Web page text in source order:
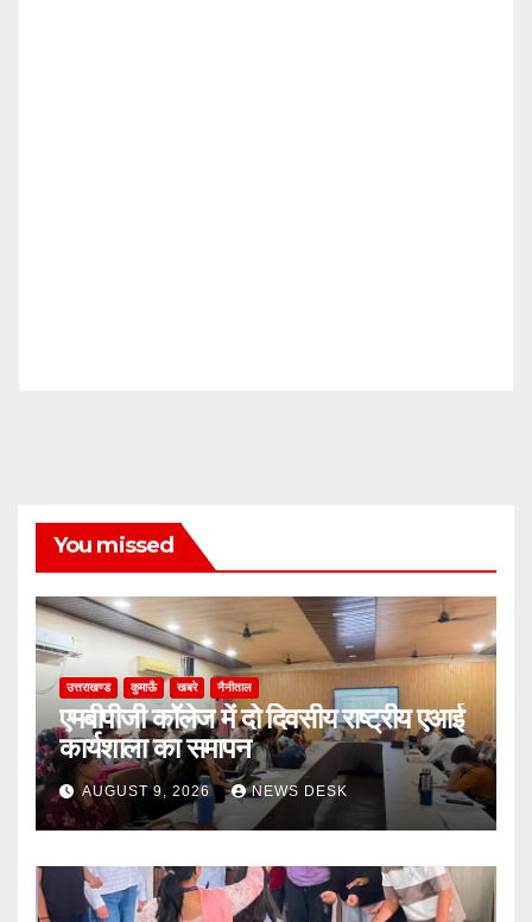
You missed
उत्तराखण्ड कुमाऊँ खबरे नैनीताल
एमबीपीजी कॉलेज में दो दिवसीय राष्ट्रीय एआई
कार्यशाला का समापन
AUGUST 9, 2026 NEWS DESK